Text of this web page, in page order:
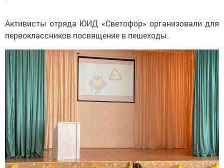
Активисты отряда ЮИД «Светофор» организовали для
первоклассников посвящение в пешеходы.